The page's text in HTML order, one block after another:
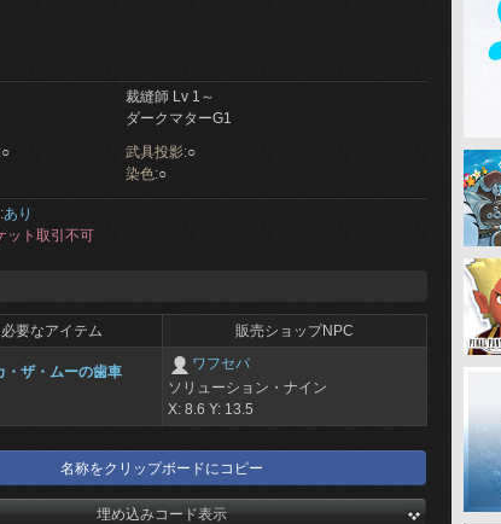
裁縫師 Lv 1～
ダークマターG1
○ 武具投影:○
染色:○
あり
ット取引不可
要なアイテム 販売ショップNPC
・ザ・ムーの歯車
ワフセパ
ソリューション・ナイン
X: 8.6 Y: 13.5
名称をクリップボードにコピー
埋め込みコード表示